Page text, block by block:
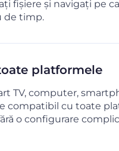
fișiere și navigați pe
de timp.
platformele
TV, computer,
compatibil cu toate
o configurare